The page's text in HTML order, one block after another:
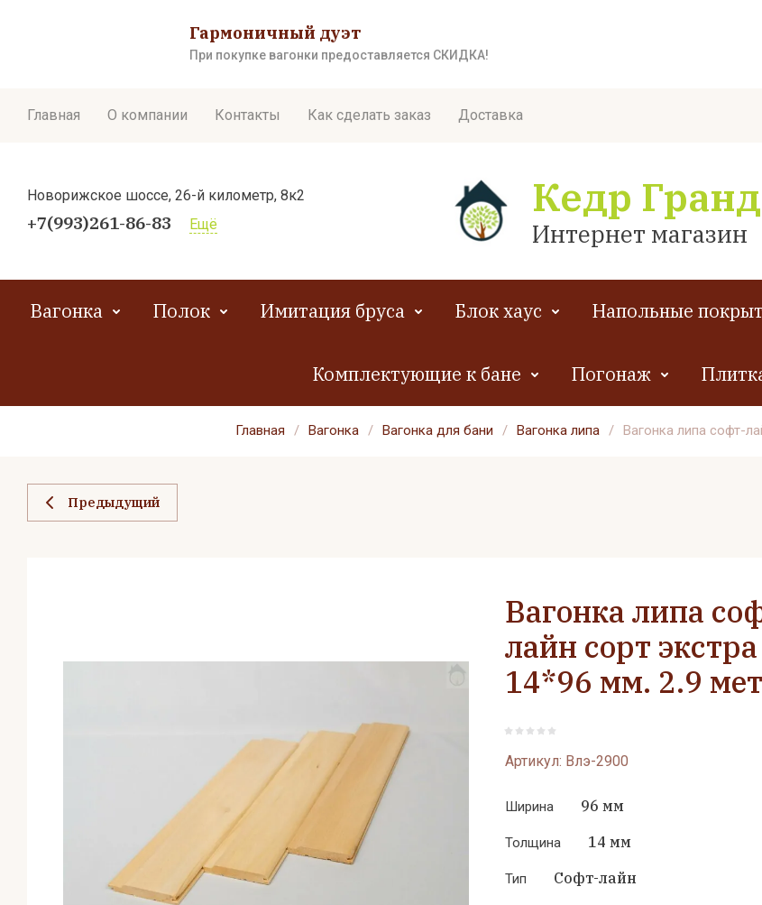
Гармоничный дуэт
При покупке вагонки предоставляется СКИДКА!
Главная О компании Контакты Как сделать заказ Доставка
Новорижское шоссе, 26-й километр, 8к2
+7(993)261-86-83 Ещё
Кедр Гранд
Интернет магазин
Вагонка Полок Имитация бруса Блок хаус Напольные
Комплектующие к бане Погонаж
Главная / Вагонка / Вагонка для бани / Вагонка липа / Вагонка липа софт-
Предыдущий
Вагонка липа
лайн сорт экстра
14*96 мм. 2.9
Артикул: Влэ-2900
Ширина 96 мм
Толщина 14 мм
Тип Софт-лайн